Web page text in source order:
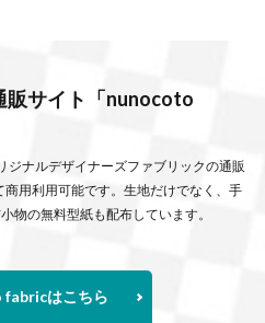
販サイト「nunocoto
ジナルデザイナーズファブリックの通販
用利用可能です。生地だけでなく、手
物の無料型紙も配布しています。
はこちら